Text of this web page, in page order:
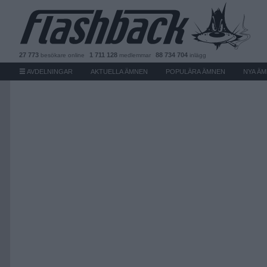
27 773 besökare online 1 711 128 medlemmar 88 734 704 inlägg
AVDELNINGAR AKTUELLA ÄMNEN POPULÄRA ÄMNEN NYA